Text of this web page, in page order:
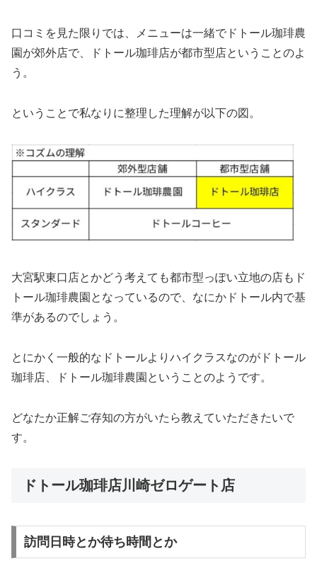
口コミを見た限りでは、メニューは一緒でドトール珈琲農
園が郊外店で、ドトール珈琲店が都市型店ということのよ
う。
ということで私なりに整理した理解が以下の図。
大宮駅東口店とかどう考えても都市型っぽい立地の店もド
トール珈琲農園となっているので、なにかドトール内で基
準があるのでしょう。
とにかく一般的なドトールよりハイクラスなのがドトール
珈琲店、ドトール珈琲農園ということのようです。
どなたか正解ご存知の方がいたら教えていただきたいで
す。
ドトール珈琲店川崎ゼロゲート店
訪問日時とか待ち時間とか